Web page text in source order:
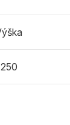
250